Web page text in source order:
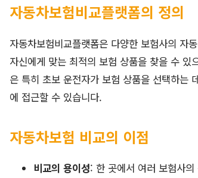
자동차보험비교플랫폼의 정의
자동차보험비교플랫폼은 다양한 보험사의 자
자신에게 맞는 최적의 보험 상품을 찾을 수
은 특히 초보 운전자가 보험 상품을 선택하는
에 접근할 수 있습니다.
자동차보험 비교의 이점
비교의 용이성: 한 곳에서 여러 보험사